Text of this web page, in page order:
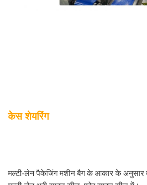
केस शेयरिंग
मल्टी-लेन पैकेजिंग मशीन बैग के आकार के